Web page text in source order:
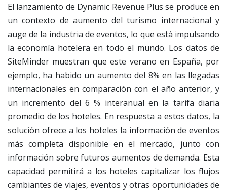
El lanzamiento de Dynamic Revenue Plus se produce en
un contexto de aumento del turismo internacional y
auge de la industria de eventos, lo que está impulsando
la economía hotelera en todo el mundo. Los datos de
SiteMinder muestran que este verano en España, por
ejemplo, ha habido un aumento del 8% en las llegadas
internacionales en comparación con el año anterior, y
un incremento del 6 % interanual en la tarifa diaria
promedio de los hoteles. En respuesta a estos datos, la
solución ofrece a los hoteles la información de eventos
más completa disponible en el mercado, junto con
información sobre futuros aumentos de demanda. Esta
capacidad permitirá a los hoteles capitalizar los flujos
cambiantes de viajes, eventos y otras oportunidades de